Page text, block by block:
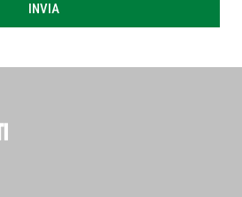
INVIA